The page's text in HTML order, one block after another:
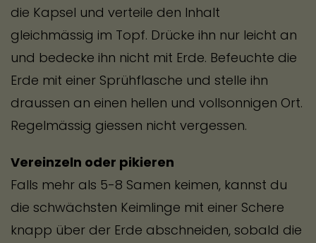
die Kapsel und verteile den Inhalt
gleichmässig im Topf. Drücke ihn nur leicht an
und bedecke ihn nicht mit Erde. Befeuchte die
Erde mit einer Sprühflasche und stelle ihn
draussen an einen hellen und vollsonnigen Ort.
Regelmässig giessen nicht vergessen.
Vereinzeln oder pikieren
Falls mehr als 5-8 Samen keimen, kannst du
die schwächsten Keimlinge mit einer Schere
knapp über der Erde abschneiden, sobald die